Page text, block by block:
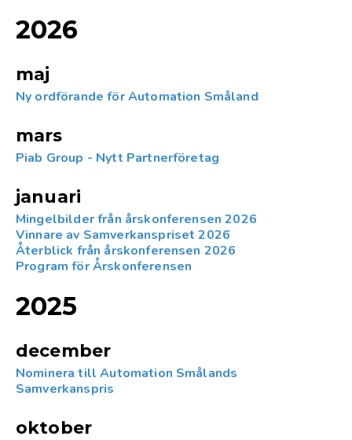
2026
maj
Ny ordförande för Automation Småland
mars
Piab Group - Nytt Partnerföretag
januari
Mingelbilder från årskonferensen 2026
Vinnare av Samverkanspriset 2026
Återblick från årskonferensen 2026
Program för Årskonferensen
2025
december
Nominera till Automation Smålands
Samverkanspris
oktober